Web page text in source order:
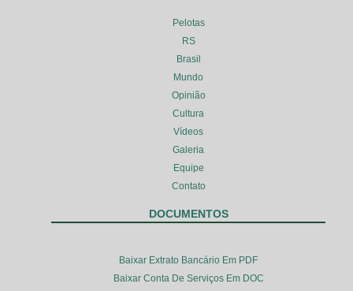
Pelotas
RS
Brasil
Mundo
Opinião
Cultura
Vídeos
Galeria
Equipe
Contato
DOCUMENTOS
Baixar Extrato Bancário Em PDF
Baixar Conta De Serviços Em DOC